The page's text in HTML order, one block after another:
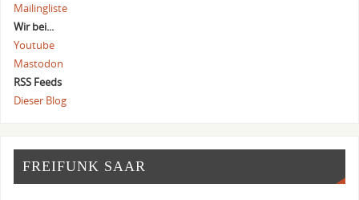
Mailingliste
Wir bei...
Youtube
Mastodon
RSS Feeds
Dieser Blog
FREIFUNK SAAR